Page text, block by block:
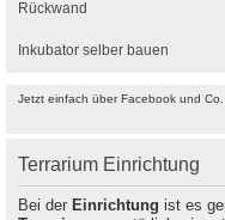
Jetzt einfach über Facebook und
Terrarium Einrichtung
Bei der Einrichtung ist es
Rückwand
Inkubator selber bauen